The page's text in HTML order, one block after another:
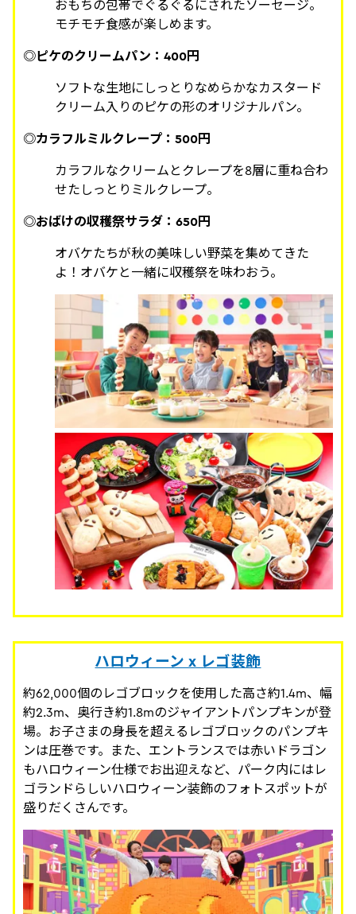
おもちの包帯でぐるぐるにされたソーセージ。
モチモチ食感が楽しめます。
◎ピケのクリームパン：400円
ソフトな生地にしっとりなめらかなカスタード
クリーム入りのピケの形のオリジナルパン。
◎カラフルミルクレープ：500円
カラフルなクリームとクレープを8層に重ね合わ
せたしっとりミルクレープ。
◎おばけの収穫祭サラダ：650円
オバケたちが秋の美味しい野菜を集めてきた
よ！オバケと一緒に収穫祭を味わおう。
ハロウィーン x レゴ装飾
約62,000個のレゴブロックを使用した高さ約1.4m、幅
約2.3m、奥行き約1.8mのジャイアントパンプキンが登
場。お子さまの身長を超えるレゴブロックのパンプキ
ンは圧巻です。また、エントランスでは赤いドラゴン
もハロウィーン仕様でお出迎えなど、パーク内にはレ
ゴランドらしいハロウィーン装飾のフォトスポットが
盛りだくさんです。